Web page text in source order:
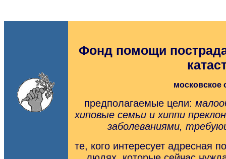
Фонд помощи
московское
предполагаемые цели:
хиповые семьи и хиппи
заболеваниями,
те, кого интересует адресная